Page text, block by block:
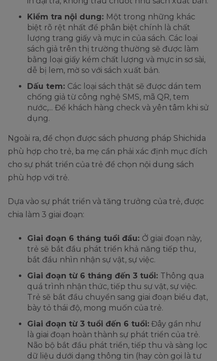
Kiểm tra nội dung: Một trong những khác
biệt rõ rệt nhất để phân biệt chính là chất
lượng trang giấy và mực in của sách. Các loại
sách giả trên thị trường thường sẽ được làm
bằng loại giấy kém chất lượng và mực in sơ sài,
dễ bị lem, mờ so với sách xuất bản.
Dấu tem: Các loại sách thật sẽ được dán tem
chống giả từ công nghệ SMS, mã QR, tem
nước,... Để khách hàng check và yên tâm khi sử
dụng.
Ngoài ra, để chọn được sách phương pháp Shichida
phù hợp cho trẻ, ba mẹ cần phải xác định mục đích
cho sự phát triển của trẻ để chọn nội dung sách
phù hợp với trẻ.
Dựa vào sự phát triển và tăng trưởng của trẻ, được
chia làm 3 giai đoạn:
Giai đoạn 6 tháng tuổi đầu: Ở giai đoạn này,
trẻ sẽ bắt đầu phát triển khả năng tiếp thu,
bắt đầu nhìn nhận sự vật, sự việc.
Giai đoạn từ 6 tháng đến 3 tuổi: Thông qua
quá trình nhận thức, tiếp thu sự vật, sự việc.
Trẻ sẽ bắt đầu chuyển sang giai đoạn biểu đạt,
bày tỏ thái độ, mong muốn của trẻ.
Giai đoạn từ 3 tuổi đến 6 tuổi: Đây gần như
là giai đoạn hoàn thành sự phát triển của trẻ.
Não bộ bắt đầu phát triển, tiếp thu và sàng lọc
dữ liệu dưới dạng thông tin (hay còn gọi là tư